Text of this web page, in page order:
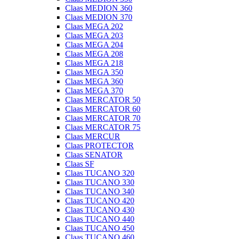
Claas MEDION 360
Claas MEDION 370
Claas MEGA 202
Claas MEGA 203
Claas MEGA 204
Claas MEGA 208
Claas MEGA 218
Claas MEGA 350
Claas MEGA 360
Claas MEGA 370
Claas MERCATOR 50
Claas MERCATOR 60
Claas MERCATOR 70
Claas MERCATOR 75
Claas MERCUR
Claas PROTECTOR
Claas SENATOR
Claas SF
Claas TUCANO 320
Claas TUCANO 330
Claas TUCANO 340
Claas TUCANO 420
Claas TUCANO 430
Claas TUCANO 440
Claas TUCANO 450
Claas TUCANO 460